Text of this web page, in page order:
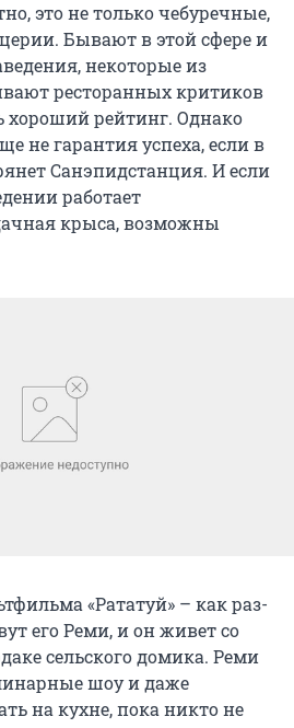
это не только чебуречные,
Бывают в этой сфере и
некоторые из
ресторанных критиков
хороший рейтинг. Однако
не гарантия успеха, если в
Санэпидстанция. И если
работает
крыса, возможны
«Рататуй» – как раз-
его Реми, и он живет со
сельского домика. Реми
шоу и даже
на кухне, пока никто не